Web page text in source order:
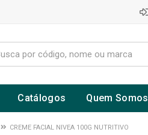
Catálogos Quem Somos
CREME FACIAL NIVEA 100G NUTRITIVO